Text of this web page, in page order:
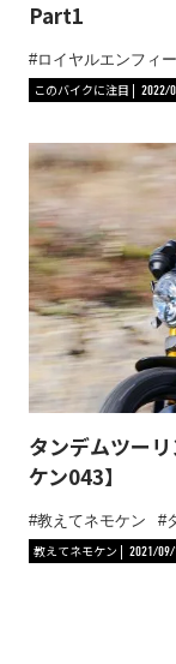
Part1
ロイヤルエンフィ
このバイクに注目
2022/
タンデムツー
ケン043】
教えてネモケン
教えてネモケン
2021/